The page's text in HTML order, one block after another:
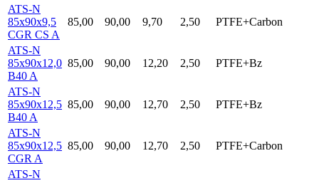
ATS-N
85x90x9,5
CGR CS A
85,00 90,00 9,70 2,50 PTFE+Carbon
ATS-N
85x90x12,0
B40 A
85,00 90,00 12,20 2,50 PTFE+Bz
ATS-N
85x90x12,5
B40 A
85,00 90,00 12,70 2,50 PTFE+Bz
ATS-N
85x90x12,5
CGR A
85,00 90,00 12,70 2,50 PTFE+Carbon
ATS-N